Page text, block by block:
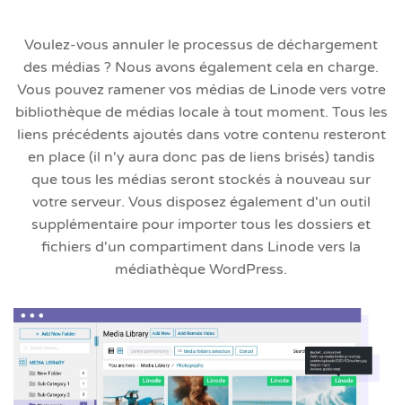
Voulez-vous annuler le processus de déchargement
des médias ? Nous avons également cela en charge.
Vous pouvez ramener vos médias de Linode vers votre
bibliothèque de médias locale à tout moment. Tous les
liens précédents ajoutés dans votre contenu resteront
en place (il n'y aura donc pas de liens brisés) tandis
que tous les médias seront stockés à nouveau sur
votre serveur. Vous disposez également d'un outil
supplémentaire pour importer tous les dossiers et
fichiers d'un compartiment dans Linode vers la
médiathèque WordPress.